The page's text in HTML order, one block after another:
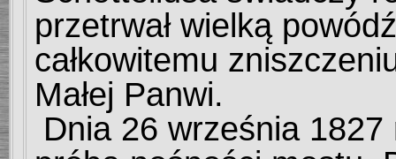
przetrwał wielką
całkowitemu
Małej Panwi.
Dnia 26 września